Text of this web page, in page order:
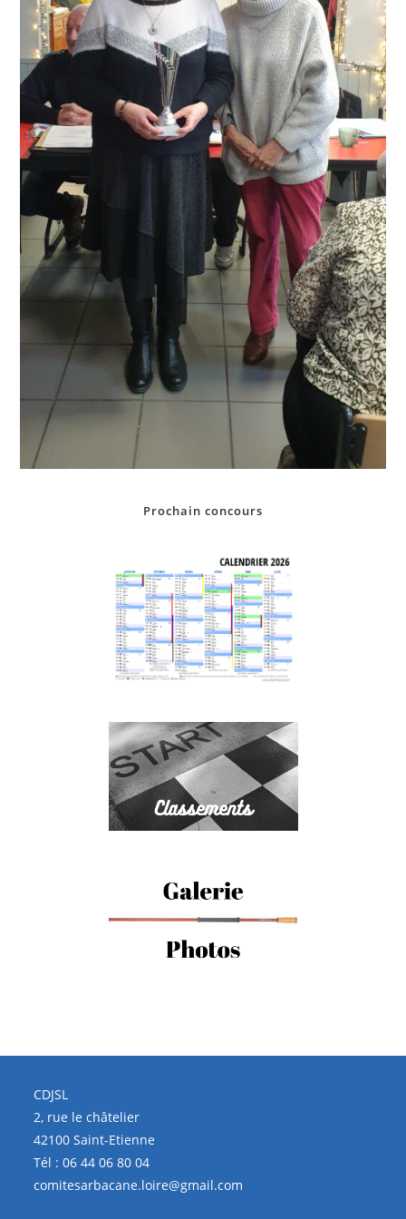
Prochain concours
CDJSL
2, rue le châtelier
42100 Saint-Etienne
Tél :06 44 06 80 04
comitesarbacane.loire@gmail.com